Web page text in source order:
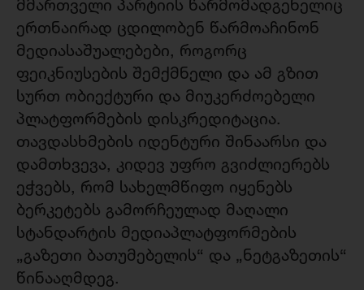
მმართველი პარტიის წარმომადგენელიც
ერთნაირად ცდილობენ წარმოაჩინონ
მედიასაშუალებები, როგორც
ფეიკნიუსების შემქმნელი და ამ გზით
სურთ ობიექტური და მიუკერძოებელი
პლატფორმების დისკრედიტაცია.
თავდასხმების იდენტური შინაარსი და
დამთხვევა, კიდევ უფრო გვიძლიერებს
ეჭვებს, რომ სახელმწიფო იყენებს
ბერკეტებს გამორჩეულად მაღალი
სტანდარტის მედიაპლატფორმების
„გაზეთი ბათუმებელის“ და „ნეტგაზეთის“
წინააღმდეგ.